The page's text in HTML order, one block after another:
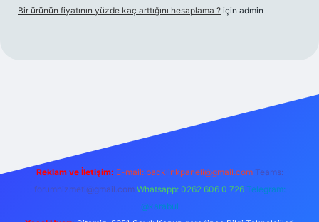
Bir ürünün fiyatının yüzde kaç arttığını hesaplama ? için admin
Reklam ve İletişim: E-mail: backlinkpaneli@gmail.com Teams:
forumhizmeti@gmail.com Whatsapp: 0262 606 0 726 Telegram:
@karabul